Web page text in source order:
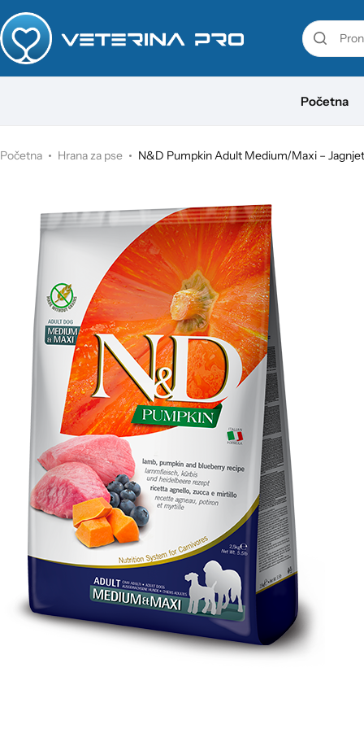
Početna
Početna Hrana za pse N&D Pumpkin Adult Medium/Maxi –
VetaPro
Veterinarstvo